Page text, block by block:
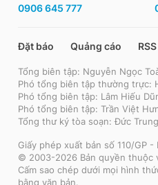
0906 645 777
Đặt báo Quảng cáo RSS
Tổng biên tập: Nguyễn Ngọc
Phó tổng biên tập thường trực:
Phó tổng biên tập: Lâm Hiếu
Phó tổng biên tập: Trần Việt
Tổng thư ký tòa soạn: Đức Trung
Giấy phép xuất bản số 110/GP
© 2003-2026 Bản quyền thuộc
Cấm sao chép dưới mọi hình
bằng văn bản.